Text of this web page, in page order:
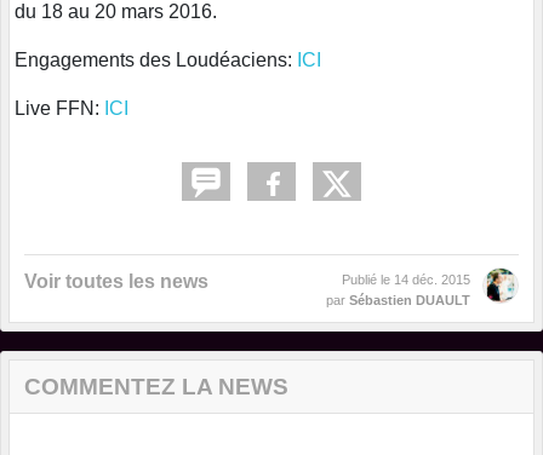
du 18 au 20 mars 2016.
Engagements des Loudéaciens: ICI
Live FFN: ICI
Voir toutes les news Publié le 14 déc. 2015
par Sébastien DUAULT
COMMENTEZ LA NEWS